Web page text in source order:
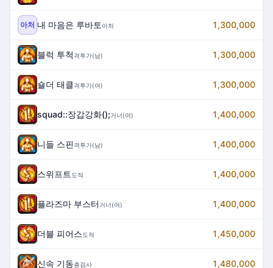
아처 내 마음은 루바토 아처 1,300,000
블럭 투척 격투가(남) 1,300,000
숄더 태클격투가(여) 1,300,000
squad::장갑강화();거너(여) 1,400,000
니들 스핀 격투가(남) 1,400,000
스위프트 도적 1,400,000
플라즈마 부스터 거너(여) 1,400,000
더블 피어스도적 1,450,000
신속 기동총검사 1,480,000